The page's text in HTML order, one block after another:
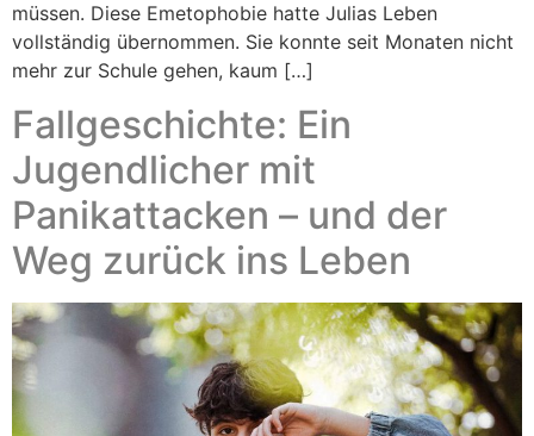
müssen. Diese Emetophobie hatte Julias Leben
vollständig übernommen. Sie konnte seit Monaten nicht
mehr zur Schule gehen, kaum […]
Fallgeschichte: Ein
Jugendlicher mit
Panikattacken – und der
Weg zurück ins Leben